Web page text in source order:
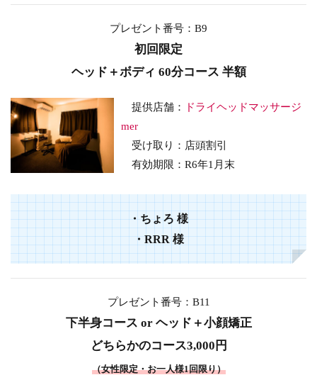
プレゼント番号：B9
初回限定
ヘッド＋ボディ 60分コース 半額
提供店舗：
ドライヘッドマッサージ
mer
受け取り：店頭割引
有効期限：R6年1月末
・ちょろ様
・RRR様
プレゼント番号：B11
下半身コース or ヘッド＋小顔矯正
どちらかのコース3,000円
（女性限定・お一人様1回限り）